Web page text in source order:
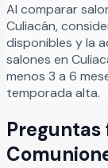
Al comparar
Culiacán,
disponibles y la
salones en
menos 3 a 6
temporada alta.